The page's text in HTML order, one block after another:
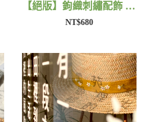
【絕版】鉤織刺繡配飾 | 藺子Xphytooo
NT$680